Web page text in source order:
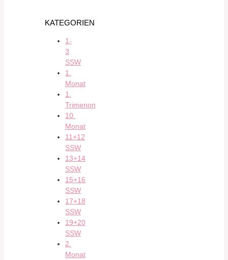
KATEGORIEN
1-
3
SSW
1.
Monat
1.
Trimenon
10.
Monat
11+12
SSW
13+14
SSW
15+16
SSW
17+18
SSW
19+20
SSW
2.
Monat